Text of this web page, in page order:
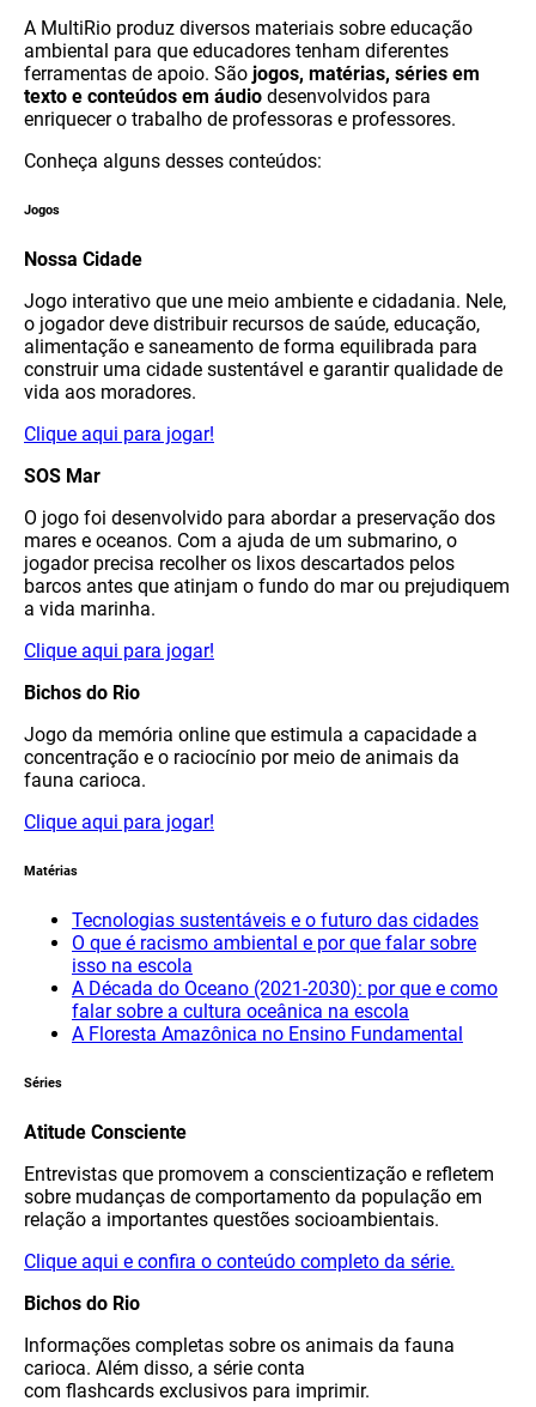
A MultiRio produz diversos materiais sobre educação
ambiental para que educadores tenham diferentes
ferramentas de apoio. São jogos, matérias, séries em
texto e conteúdos em áudio desenvolvidos para
enriquecer o trabalho de professoras e professores.
Conheça alguns desses conteúdos:
Jogos
Nossa Cidade
Jogo interativo que une meio ambiente e cidadania. Nele,
o jogador deve distribuir recursos de saúde, educação,
alimentação e saneamento de forma equilibrada para
construir uma cidade sustentável e garantir qualidade de
vida aos moradores.
Clique aqui para jogar!
SOS Mar
O jogo foi desenvolvido para abordar a preservação dos
mares e oceanos. Com a ajuda de um submarino, o
jogador precisa recolher os lixos descartados pelos
barcos antes que atinjam o fundo do mar ou prejudiquem
a vida marinha.
Clique aqui para jogar!
Bichos do Rio
Jogo da memória online que estimula a capacidade a
concentração e o raciocínio por meio de animais da
fauna carioca.
Clique aqui para jogar!
Matérias
Tecnologias sustentáveis e o futuro das cidades
O que é racismo ambiental e por que falar sobre
isso na escola
A Década do Oceano (2021-2030): por que e como
falar sobre a cultura oceânica na escola
A Floresta Amazônica no Ensino Fundamental
Séries
Atitude Consciente
Entrevistas que promovem a conscientização e refletem
sobre mudanças de comportamento da população em
relação a importantes questões socioambientais.
Clique aqui e confira o conteúdo completo da série.
Bichos do Rio
Informações completas sobre os animais da fauna
carioca. Além disso, a série conta
com flashcards exclusivos para imprimir.